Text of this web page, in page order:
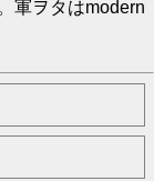
軍ヲタはmodern